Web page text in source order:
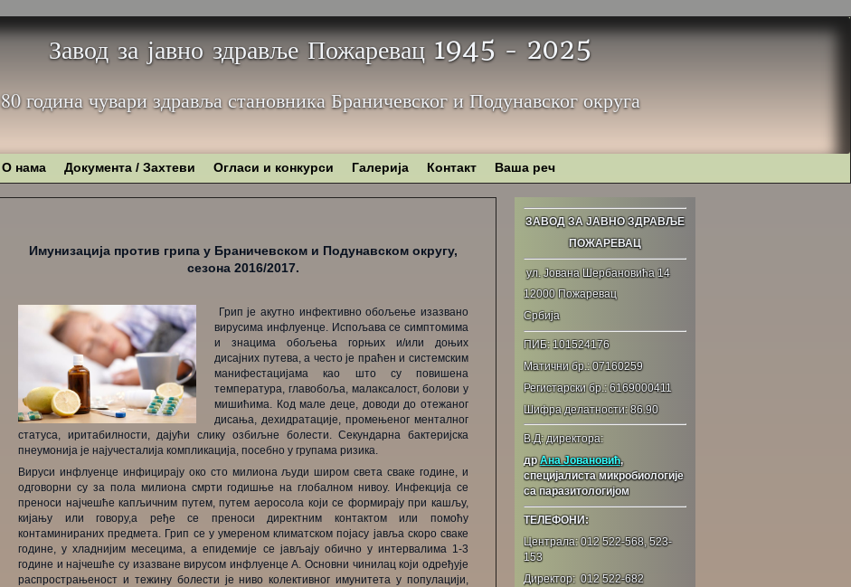
Завод за јавно здравље Пожаревац 1945 - 2025
80 година чувари здравља становника Браничевског и Подунавског округа
О нама Документа / Захтеви Огласи и конкурси Галерија Контакт Ваша реч
ЗАВОД ЗА ЈАВНО ЗДРАВЉЕ
ПОЖАРЕВАЦ
ул. Јована Шербановића 14
12000 Пожаревац
Србија
ПИБ: 101524176
Матични бр.: 07160259
Регистарски бр.: 6169000411
Шифра делатности: 86.90
В.Д: директора:
дрАна Јовановић,
специјалиста микробиологије
са паразитологијом
ТЕЛЕФОНИ:
Централа: 012 522-568, 523-
153
Директор: 012 522-682
Имунизација против грипа у Браничевском и Подунавском округу,
сезона 2016/2017.
Грип је акутно инфективно обољење изазвано
вирусима инфлуенце. Испољава се симптомима
и знацима обољења горњих и/или доњих
дисајних путева, а често је праћен и системским
манифестацијама као што су повишена
температура, главобоља, малаксалост, болови у
мишићима. Код мале деце, доводи до отежаног
дисања, дехидратације, промењеног менталног
статуса, иритабилности, дајући слику озбиљне болести. Секундарна бактеријска
пнеумонија је најучесталија компликација, посебно у групама ризика.
Вируси инфлуенце инфицирају око сто милиона људи широм света сваке године, и
одговорни су за пола милиона смрти годишње на глобалном нивоу. Инфекција се
преноси најчешће капљичним путем, путем аеросола који се формирају при кашљу,
кијању или говору,а ређе се преноси директним контактом или помоћу
контаминираних предмета. Грип се у умереном климатском појасу јавља скоро сваке
године, у хладнијим месецима, а епидемије се јављају обично у интервалима 1-3
године и најчешће су изазване вирусом инфлуенце А. Основни чинилац који одређује
распрострањеност и тежину болести је ниво колективног имунитета у популацији,